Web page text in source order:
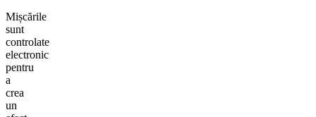
Mișcările
sunt
controlate
electronic
pentru
a
crea
un